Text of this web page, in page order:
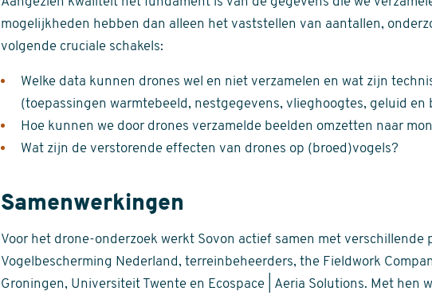
mogelijkheden hebben dan alleen het vaststellen van aantallen,
volgende cruciale schakels:
Welke data kunnen drones wel en niet verzamelen en wat zijn
(toepassingen warmtebeeld, nestgegevens, vlieghoogtes, geluid en
Hoe kunnen we door drones verzamelde beelden omzetten naar
Wat zijn de verstorende effecten van drones op (broed)vogels?
Samenwerkingen
Voor het drone-onderzoek werkt Sovon actief samen met verschillende
Vogelbescherming Nederland, terreinbeheerders, the Fieldwork
Groningen, Universiteit Twente en Ecospace | Aeria Solutions. Met hen